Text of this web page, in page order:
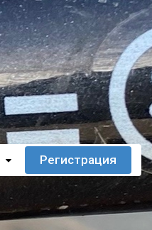
Регистрация